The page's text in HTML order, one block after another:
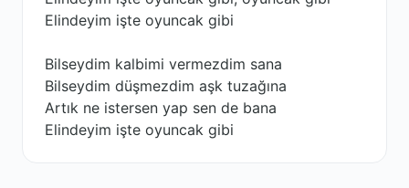
Elindeyim işte oyuncak gibi
Bilseydim kalbimi vermezdim sana
Bilseydim düşmezdim aşk tuzağına
Artık ne istersen yap sen de bana
Elindeyim işte oyuncak gibi